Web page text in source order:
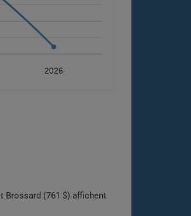
2026
Brossard (761 $) affichent